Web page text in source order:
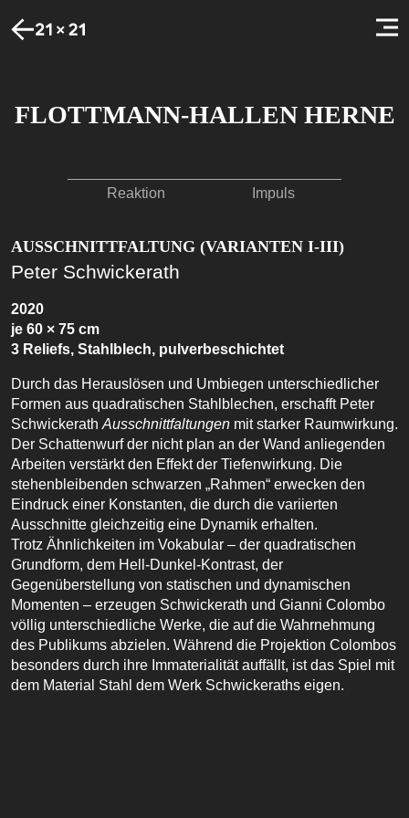
FLOTTMANN-HALLEN HERNE
Reaktion Impuls
AUSSCHNITTFALTUNG (VARIANTEN I-III)
Peter Schwickerath
2020
je 60 × 75 cm
3 Reliefs, Stahlblech, pulverbeschichtet
Durch das Herauslösen und Umbiegen unterschiedlicher
Formen aus quadratischen Stahlblechen, erschafft Peter
Schwickerath Ausschnittfaltungen mit starker Raumwirkung.
Der Schattenwurf der nicht plan an der Wand anliegenden
Arbeiten verstärkt den Effekt der Tiefenwirkung. Die
stehenbleibenden schwarzen „Rahmen“ erwecken den
Eindruck einer Konstanten, die durch die variierten
Ausschnitte gleichzeitig eine Dynamik erhalten.
Trotz Ähnlichkeiten im Vokabular – der quadratischen
Grundform, dem Hell-Dunkel-Kontrast, der
Gegenüberstellung von statischen und dynamischen
Momenten – erzeugen Schwickerath und Gianni Colombo
völlig unterschiedliche Werke, die auf die Wahrnehmung
des Publikums abzielen. Während die Projektion Colombos
besonders durch ihre Immaterialität auffällt, ist das Spiel mit
dem Material Stahl dem Werk Schwickeraths eigen.